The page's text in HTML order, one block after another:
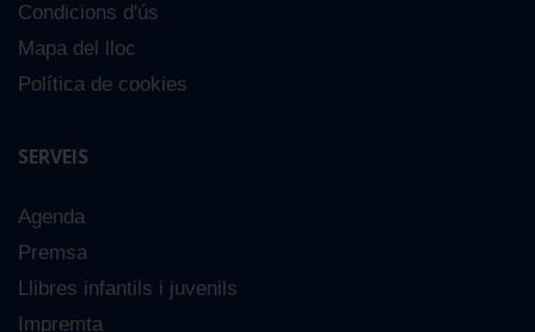
Condicions d'ús
Mapa del lloc
Política de cookies
SERVEIS
Agenda
Premsa
Llibres infantils i juvenils
Impremta